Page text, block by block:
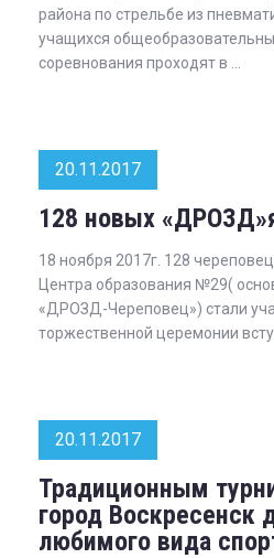
района по стрельбе из
учащихся
соревнования проходят в ...
20.11.2017
128 новых
18 ноября 2017г. 128
Центра образования №29(
«ДРОЗД-Череповец») стали
торжественной церемонии
20.11.2017
Традиционным
город Воскресенск
любимого вида